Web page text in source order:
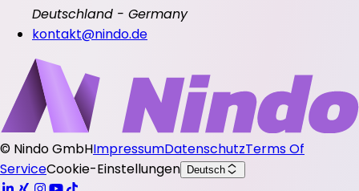
Deutschland - Germany
kontakt@nindo.de
© Nindo GmbHImpressumDatenschutzTerms Of
ServiceCookie-Einstellungen Deutsch